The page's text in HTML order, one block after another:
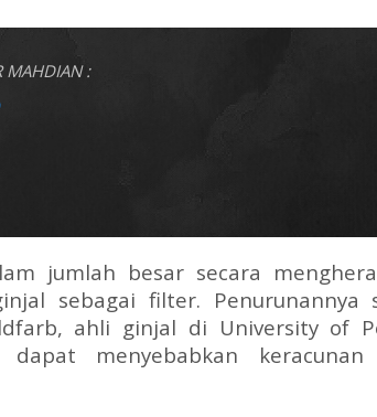
MAHDIAN :
jumlah besar secara
sebagai filter. Penurunannya
ahli ginjal di University of
dapat menyebabkan